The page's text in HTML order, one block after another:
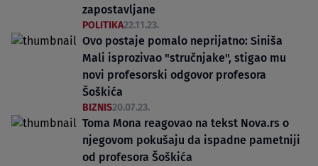
zapostavljane
POLITIKA22.11.23.
Ovo postaje pomalo neprijatno: Siniša
Mali isprozivao "stručnjake", stigao mu
novi profesorski odgovor profesora
Šoškića
BIZNIS20.07.23.
Toma Mona reagovao na tekst Nova.rs o
njegovom pokušaju da ispadne pametniji
od profesora Šoškića